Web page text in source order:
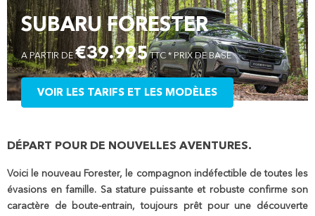
SUBARU FORESTER
A PARTIR DE€39.995TTC * PRIX DE BASE
VOIR LES TARIFS ET LES MODÈLES
DÉPART POUR DE NOUVELLES AVENTURES.
Voici le nouveau Forester, le compagnon indéfectible de toutes les
évasions en famille. Sa stature puissante et robuste confirme son
caractère de boute-entrain, toujours prêt pour une découverte